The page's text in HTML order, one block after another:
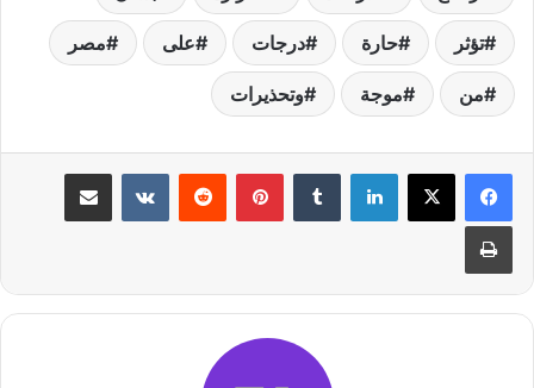
تؤثر حارة درجات على مصر
من موجة وتحذيرات
لينكدإن بينتيريست مشاركة عبر البريد
طباعة